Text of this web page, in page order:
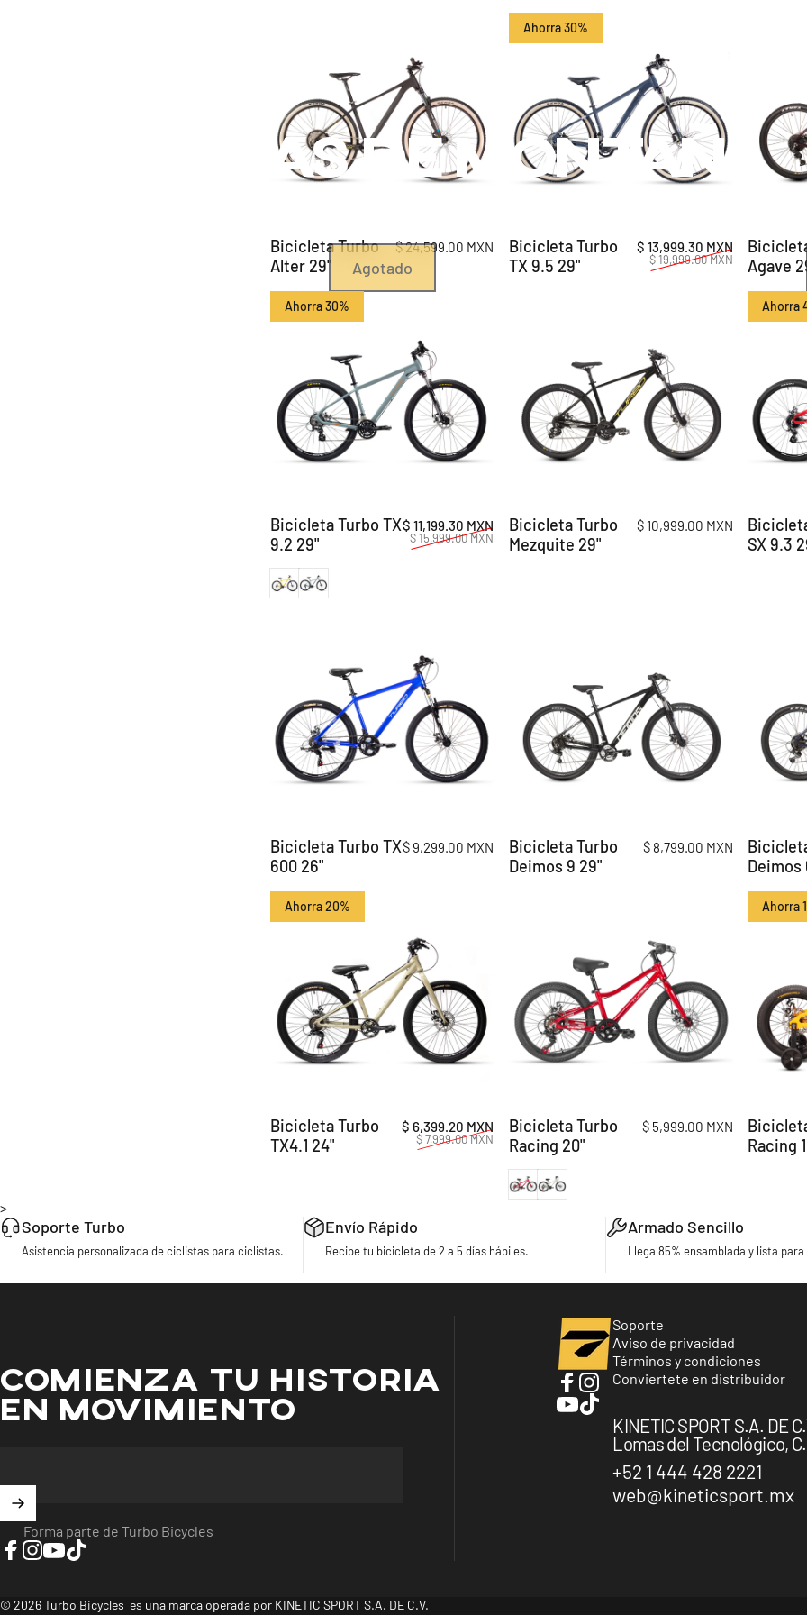
BicicletasdeMontaña
Agotado
Bicicleta Turbo
Alter 29"
$ 24,599.00 MXN
5.0
Ahorra 30%
Bicicleta Turbo
TX 9.5 29"
Precio de
$ 13,999.30 MXNPrecio
$ 19,999.00 MXN
Agave
Ahorra 30%
Bicicleta Turbo TX
9.2 29"
Precio de oferta
$ 11,199.30 MXNPrecio habitual
$ 15,999.00 MXN
AmarilloGraphene Gray
Bicicleta Turbo
Mezquite 29"
$ 10,999.00 MXN
Ahorra
SX 9.3
Bicicleta Turbo TX
600 26"
$ 9,299.00 MXN
Bicicleta Turbo
Deimos 9 29"
$ 8,799.00 MXN
Deimos
Ahorra 20%
Bicicleta Turbo
TX4.1 24"
Precio de oferta
$ 6,399.20 MXNPrecio habitual
$ 7,999.00 MXN
Bicicleta Turbo
Racing 20"
$ 5,999.00 MXN
Rojo Metálico
Gris Nardo
Ahorra
Racing
Soporte Turbo
Asistencia personalizada de ciclistas para ciclistas.
Envío Rápido
Recibe tu bicicleta de 2 a 5 días hábiles.
Armado Sencillo
Llega 85% ensamblada y lista
Turbo Bicycles
Facebook
Instagram
TikTok
Soporte
Aviso de privacidad
Términos y condiciones
Conviertete en distribuidor
KINETIC SPORT S.A. DE
Lomas del Tecnológico,
+52 1 444 428 2221
web@kineticsport.mx
COMIENZA TU HISTORIA
EN MOVIMIENTO
Forma parte de Turbo Bicycles
© 2026 Turbo Bicycles es una marca operada por KINETIC SPORT S.A. DE C.V.
>